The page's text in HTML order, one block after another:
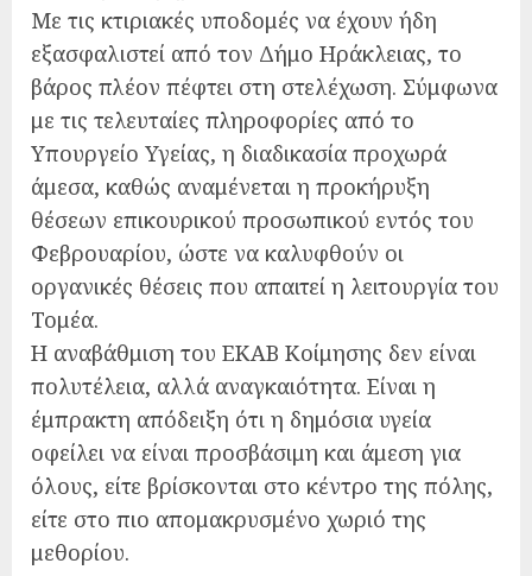
Με τις κτιριακές υποδομές να έχουν ήδη
εξασφαλιστεί από τον Δήμο Ηράκλειας, το
βάρος πλέον πέφτει στη στελέχωση. Σύμφωνα
με τις τελευταίες πληροφορίες από το
Υπουργείο Υγείας, η διαδικασία προχωρά
άμεσα, καθώς αναμένεται η προκήρυξη
θέσεων επικουρικού προσωπικού εντός του
Φεβρουαρίου, ώστε να καλυφθούν οι
οργανικές θέσεις που απαιτεί η λειτουργία του
Τομέα.
Η αναβάθμιση του ΕΚΑΒ Κοίμησης δεν είναι
πολυτέλεια, αλλά αναγκαιότητα. Είναι η
έμπρακτη απόδειξη ότι η δημόσια υγεία
οφείλει να είναι προσβάσιμη και άμεση για
όλους, είτε βρίσκονται στο κέντρο της πόλης,
είτε στο πιο απομακρυσμένο χωριό της
μεθορίου.